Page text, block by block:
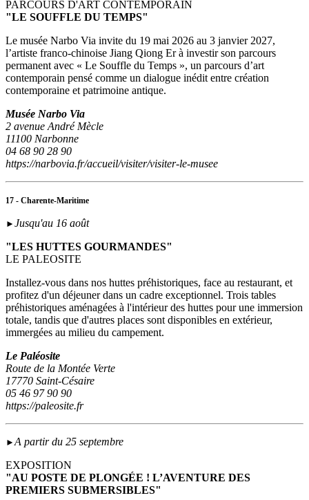
PARCOURS D'ART CONTEMPORAIN
"LE SOUFFLE DU TEMPS"
Le musée Narbo Via invite du 19 mai 2026 au 3 janvier 2027,
l’artiste franco-chinoise Jiang Qiong Er à investir son parcours
permanent avec « Le Souffle du Temps », un parcours d’art
contemporain pensé comme un dialogue inédit entre création
contemporaine et patrimoine antique.
Musée Narbo Via
2 avenue André Mècle
11100 Narbonne
04 68 90 28 90
https://narbovia.fr/accueil/visiter/visiter-le-musee
17 - Charente-Maritime
► Jusqu'au 16 août
"LES HUTTES GOURMANDES"
LE PALEOSITE
Installez-vous dans nos huttes préhistoriques, face au restaurant, et
profitez d'un déjeuner dans un cadre exceptionnel. Trois tables
préhistoriques aménagées à l'intérieur des huttes pour une immersion
totale, tandis que d'autres places sont disponibles en extérieur,
immergées au milieu du campement.
Le Paléosite
Route de la Montée Verte
17770 Saint-Césaire
05 46 97 90 90
https://paleosite.fr
►A partir du 25 septembre
EXPOSITION
"AU POSTE DE PLONGÉE ! L’AVENTURE DES
PREMIERS SUBMERSIBLES"